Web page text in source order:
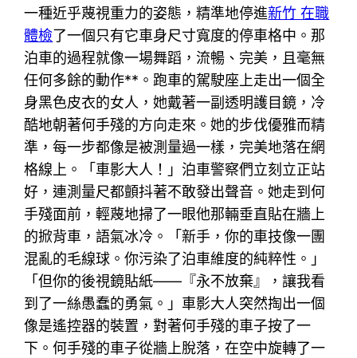
一種近乎蔑視重力的姿態，精準地停進新竹 在職
體檢了一個只有它車身尺寸寬度的停車格中。那
泊車的過程就像一場舞蹈，流暢、完美，且毫無
任何多餘的動作**。跑車的駕駛座上走出一個全
身黑色皮衣的女人，她戴著一副透明護目鏡，冷
酷地朝著何手殘的方向走來。她的步伐優雅而精
準，每一步都像是被測量過一樣，完美地落在網
格線上。「車影大人！」泊車警察們立刻立正站
好，連測量尺都顫抖著不敢發出聲音。她走到何
手殘面前，輕蔑地掃了一眼他那輛垂直貼在牆上
的掀背車，語氣冰冷。「新手，你的車技像一團
混亂的毛線球。你污染了泊車維度的純粹性。」
「但你的後視鏡貼紙——『永不放棄』，讓我看
到了一絲愚蠢的勇氣。」車影大人突然掏出一個
像是遙控器的裝置，對著何手殘的車子按了一
下。何手殘的車子從牆上脫落，在空中旋轉了一